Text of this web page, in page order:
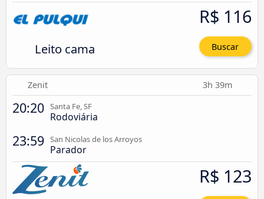
Leito cama
R$ 116
Buscar
Zenit 3h 39m
20:20 Santa Fe, SF
Rodoviária
23:59 San Nicolas de los Arroyos
Parador
R$ 123